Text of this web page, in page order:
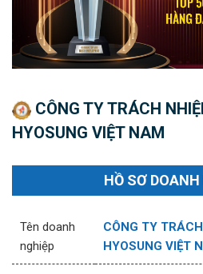
CÔNG TY TRÁCH
HYOSUNG VIỆT NAM
HỒ SƠ
Tên doanh
nghiệp
CÔNG TY
HYOSUNG VIỆT